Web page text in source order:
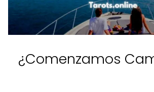
¿Comenzamos